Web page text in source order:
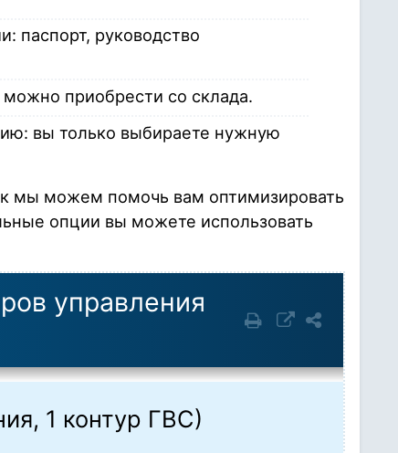
паспорт, руководство
приобрести со склада.
вы только выбираете нужную
мы можем помочь вам оптимизировать
опции вы можете использовать
управления
1 контур ГВС)